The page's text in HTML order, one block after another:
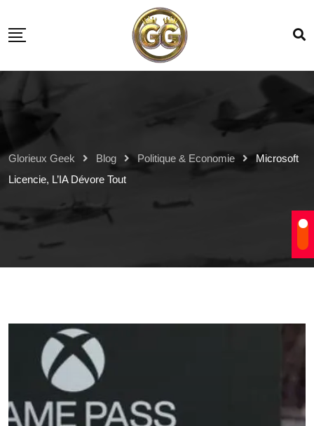
Glorieux Geek Blog Politique & Economie
Microsoft
Licencie, L’IA Dévore Tout